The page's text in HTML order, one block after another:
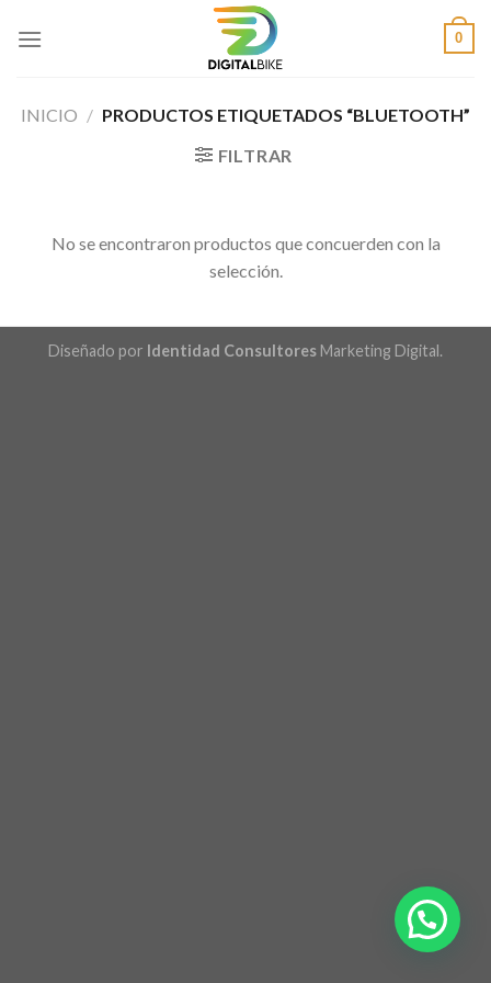
0
INICIO / PRODUCTOS ETIQUETADOS “BLUETOOTH”
FILTRAR
No se encontraron productos que concuerden con la
selección.
Diseñado por Identidad Consultores Marketing Digital.